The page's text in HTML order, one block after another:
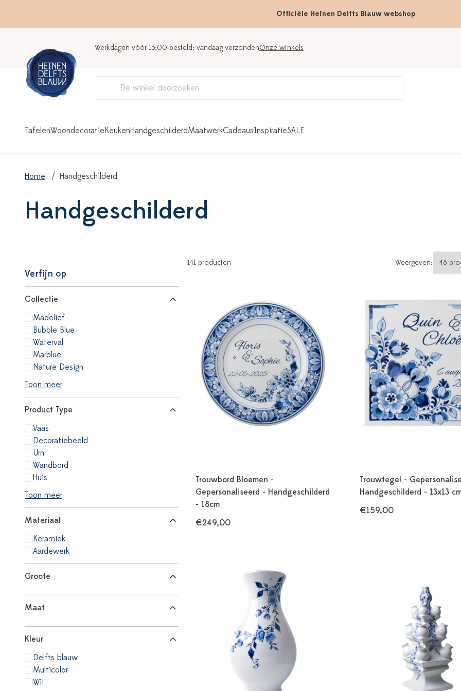
Officiële Heinen Delfts Blauw webshop
Werkdagen vóór 15:00 besteld; vandaag verzondenOnze winkels
TafelenWoondecoratieKeukenHandgeschilderdMaatwerkCadeausInspiratieSALE
Home Handgeschilderd
Handgeschilderd
Verfijn op
Collectie
Madelief
Bubble Blue
Waterval
Marblue
Nature Design
Toon meer
Product Type
Vaas
Decoratiebeeld
Urn
Wandbord
Huis
Toon meer
Materiaal
Keramiek
Aardewerk
Groote
Maat
Kleur
Delfts blauw
Multicolor
Wit
141 producten Weergeven:
Trouwbord Bloemen -
Gepersonaliseerd - Handgeschilderd
- 18cm
€249,00
Trouwtegel -
Handgeschilderd - 13x13
€159,00